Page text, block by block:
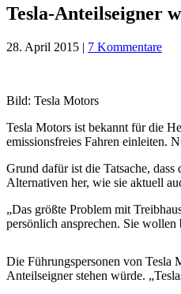
Tesla-Anteilseigner
28. April 2015 | 7 Kommentare
Bild: Tesla Motors
Tesla Motors ist bekannt für die
emissionsfreies Fahren einleiten.
Grund dafür ist die Tatsache,
Alternativen her, wie sie aktuell
„Das größte Problem mit
persönlich ansprechen. Sie
Die Führungspersonen von Tesla
Anteilseigner stehen würde.